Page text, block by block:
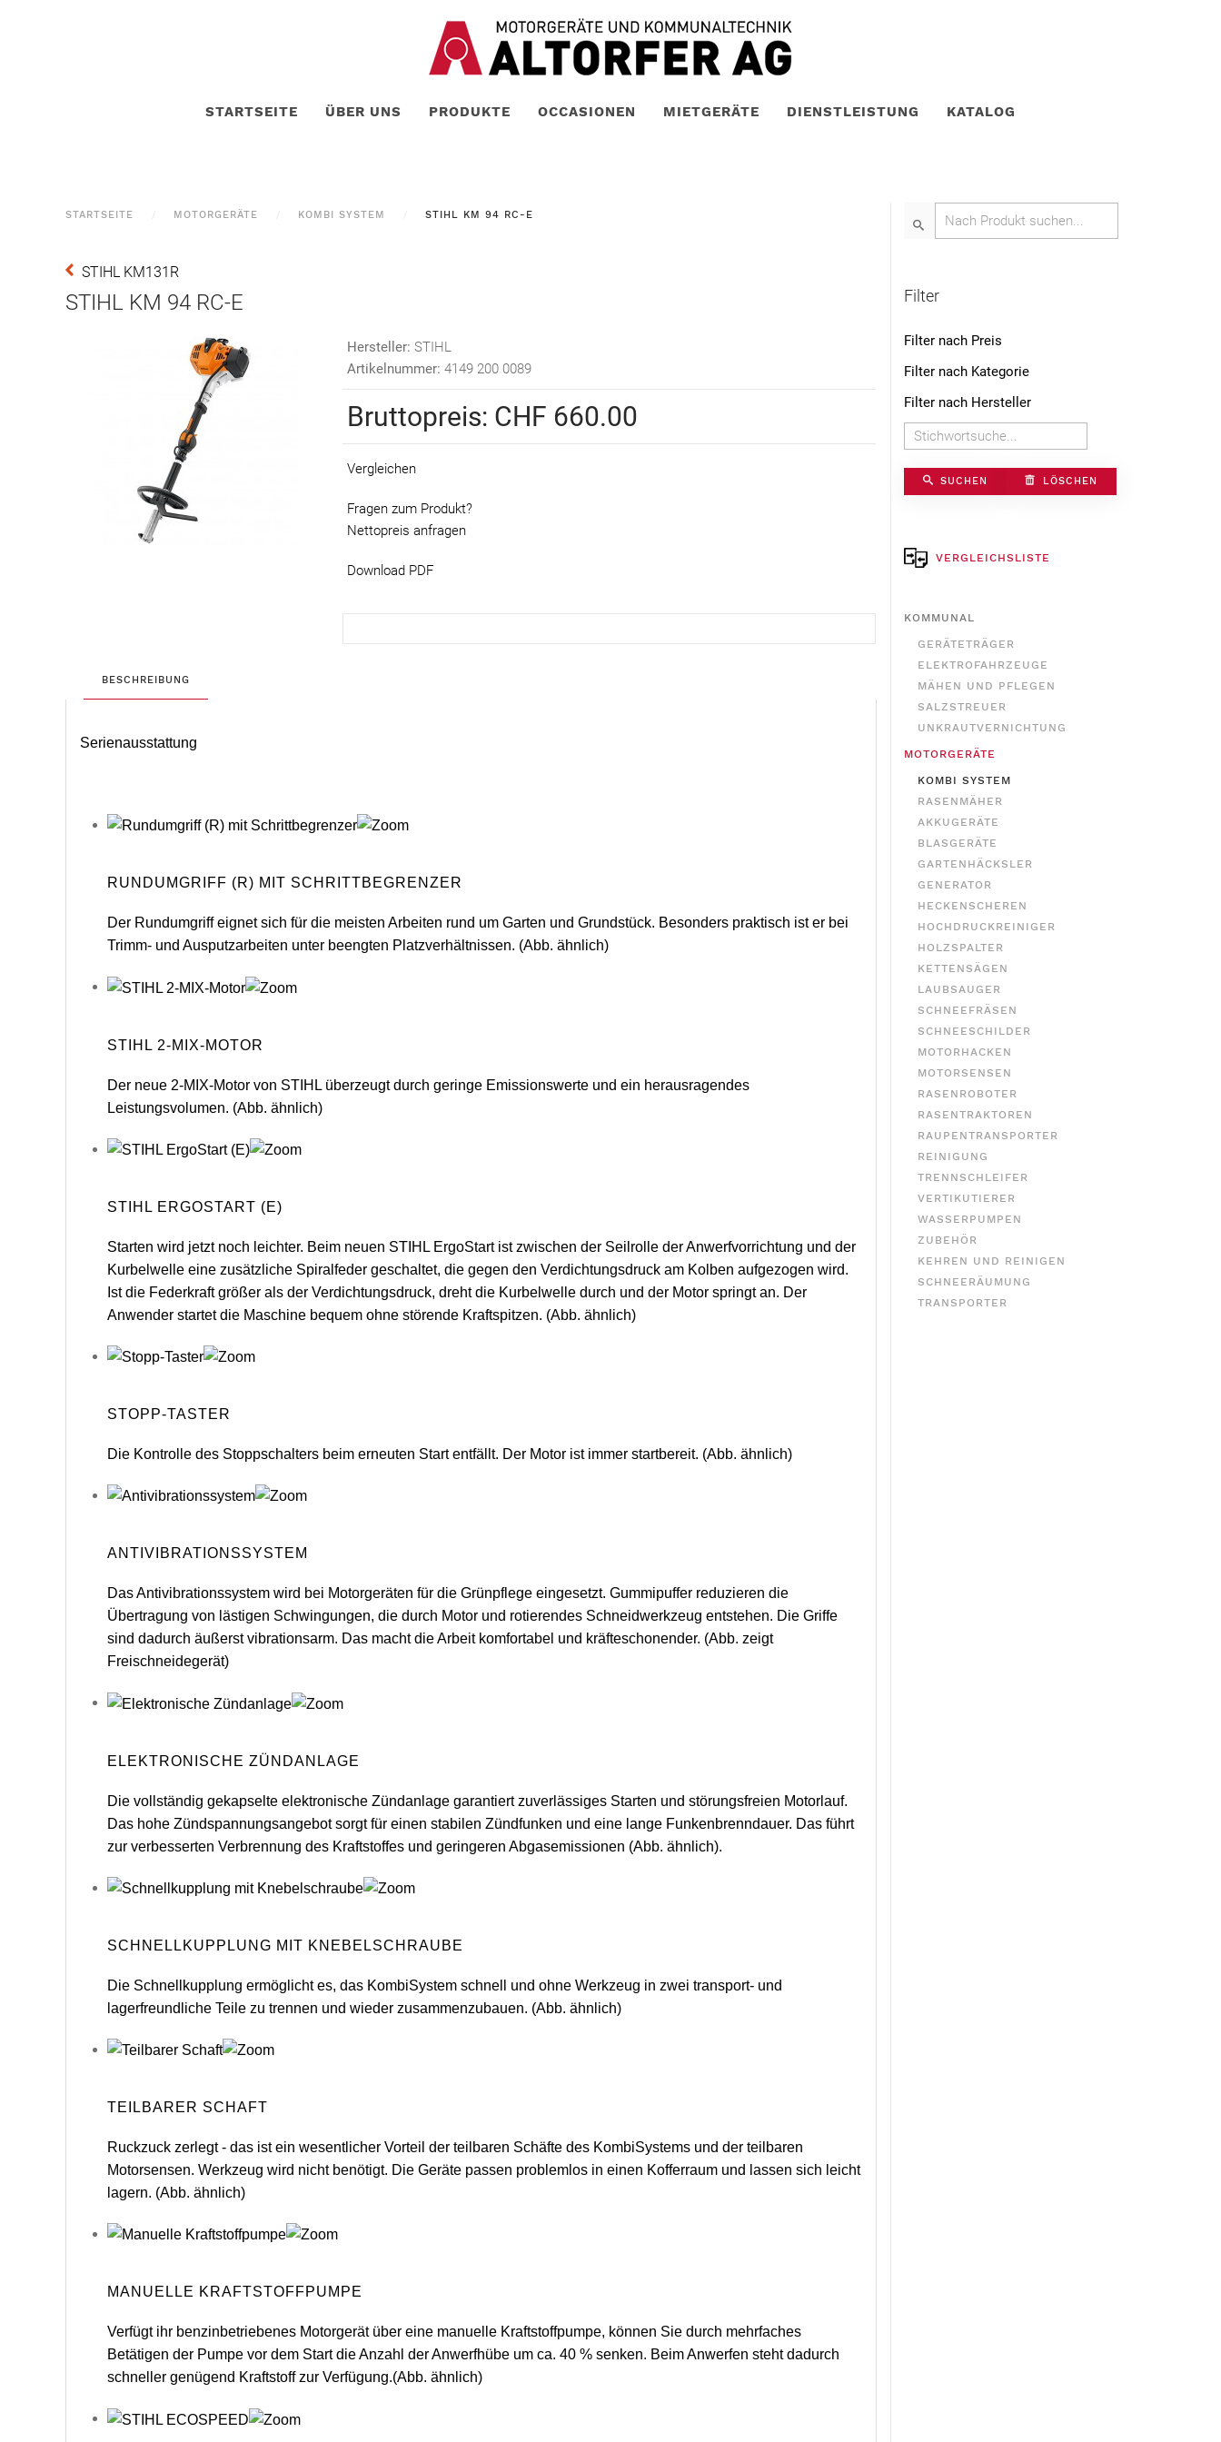
STARTSEITE ÜBER UNS PRODUKTE OCCASIONEN MIETGERÄTE DIENSTLEISTUNG KATALOG
STARTSEITE MOTORGERÄTE KOMBI SYSTEM STIHL KM 94 RC-E
STIHL KM131R
STIHL KM 94 RC-E
Hersteller: STIHL
Artikelnummer: 4149 200 0089
Bruttopreis: CHF 660.00
Vergleichen
Fragen zum Produkt?
Nettopreis anfragen
Download PDF
BESCHREIBUNG
Serienausstattung
RUNDUMGRIFF (R) MIT SCHRITTBEGRENZER
Der Rundumgriff eignet sich für die meisten Arbeiten rund um Garten und Grundstück. Besonders praktisch ist er bei
Trimm- und Ausputzarbeiten unter beengten Platzverhältnissen. (Abb. ähnlich)
STIHL 2-MIX-MOTOR
Der neue 2-MIX-Motor von STIHL überzeugt durch geringe Emissionswerte und ein herausragendes
Leistungsvolumen. (Abb. ähnlich)
STIHL ERGOSTART (E)
Starten wird jetzt noch leichter. Beim neuen STIHL ErgoStart ist zwischen der Seilrolle der Anwerfvorrichtung und der
Kurbelwelle eine zusätzliche Spiralfeder geschaltet, die gegen den Verdichtungsdruck am Kolben aufgezogen wird.
Ist die Federkraft größer als der Verdichtungsdruck, dreht die Kurbelwelle durch und der Motor springt an. Der
Anwender startet die Maschine bequem ohne störende Kraftspitzen. (Abb. ähnlich)
STOPP-TASTER
Die Kontrolle des Stoppschalters beim erneuten Start entfällt. Der Motor ist immer startbereit. (Abb. ähnlich)
ANTIVIBRATIONSSYSTEM
Das Antivibrationssystem wird bei Motorgeräten für die Grünpflege eingesetzt. Gummipuffer reduzieren die
Übertragung von lästigen Schwingungen, die durch Motor und rotierendes Schneidwerkzeug entstehen. Die Griffe
sind dadurch äußerst vibrationsarm. Das macht die Arbeit komfortabel und kräfteschonender. (Abb. zeigt
Freischneidegerät)
ELEKTRONISCHE ZÜNDANLAGE
Die vollständig gekapselte elektronische Zündanlage garantiert zuverlässiges Starten und störungsfreien Motorlauf.
Das hohe Zündspannungsangebot sorgt für einen stabilen Zündfunken und eine lange Funkenbrenndauer. Das führt
zur verbesserten Verbrennung des Kraftstoffes und geringeren Abgasemissionen (Abb. ähnlich).
SCHNELLKUPPLUNG MIT KNEBELSCHRAUBE
Die Schnellkupplung ermöglicht es, das KombiSystem schnell und ohne Werkzeug in zwei transport- und
lagerfreundliche Teile zu trennen und wieder zusammenzubauen. (Abb. ähnlich)
TEILBARER SCHAFT
Ruckzuck zerlegt - das ist ein wesentlicher Vorteil der teilbaren Schäfte des KombiSystems und der teilbaren
Motorsensen. Werkzeug wird nicht benötigt. Die Geräte passen problemlos in einen Kofferraum und lassen sich leicht
lagern. (Abb. ähnlich)
MANUELLE KRAFTSTOFFPUMPE
Verfügt ihr benzinbetriebenes Motorgerät über eine manuelle Kraftstoffpumpe, können Sie durch mehrfaches
Betätigen der Pumpe vor dem Start die Anzahl der Anwerfhübe um ca. 40 % senken. Beim Anwerfen steht dadurch
schneller genügend Kraftstoff zur Verfügung.(Abb. ähnlich)
Filter
Filter nach Preis
Filter nach Kategorie
Filter nach Hersteller
SUCHEN LÖSCHEN
VERGLEICHSLISTE
KOMMUNAL
GERÄTETRÄGER
ELEKTROFAHRZEUGE
MÄHEN UND PFLEGEN
SALZSTREUER
UNKRAUTVERNICHTUNG
MOTORGERÄTE
KOMBI SYSTEM
RASENMÄHER
AKKUGERÄTE
BLASGERÄTE
GARTENHÄCKSLER
GENERATOR
HECKENSCHEREN
HOCHDRUCKREINIGER
HOLZSPALTER
KETTENSÄGEN
LAUBSAUGER
SCHNEEFRÄSEN
SCHNEESCHILDER
MOTORHACKEN
MOTORSENSEN
RASENROBOTER
RASENTRAKTOREN
RAUPENTRANSPORTER
REINIGUNG
TRENNSCHLEIFER
VERTIKUTIERER
WASSERPUMPEN
ZUBEHÖR
KEHREN UND REINIGEN
SCHNEERÄUMUNG
TRANSPORTER